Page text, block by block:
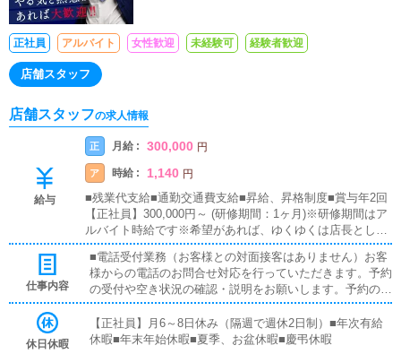
正社員 アルバイト 女性歓迎 未経験可 経験者歓迎
店舗スタッフ
店舗スタッフの求人情報
給与
正 月給 : 300,000 円
ア 時給 : 1,140 円
■残業代支給■通勤交通費支給■昇給、昇格制度■賞与年2回
【正社員】300,000円～ (研修期間：1ヶ月)※研修期間はア
ルバイト時給です※希望があれば、ゆくゆくは店長として
お店をお任せいたします！【アルバイト】時給1,140円～※
随時昇給有
仕事内容
■電話受付業務（お客様との対面接客はありません）お客
様からの電話のお問合せ対応を行っていただきます。予約
の受付や空き状況の確認・説明をお願いします。予約の確
定後、キャストに通達します。簡単なマニュアルや先輩ス
タッフに気軽に聞ける環境ですので、未経験でも安心して
働けます。■清掃・備品管理お客様やキャストの方に快適
休日休暇
【正社員】月6～8日休み（隔週で週休2日制）■年次有給
休暇■年末年始休暇■夏季、お盆休暇■慶弔休暇